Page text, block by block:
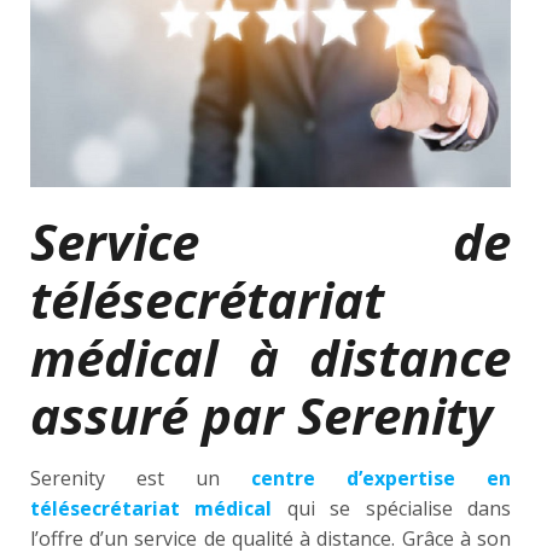
Service de
télésecrétariat
médical à distance
assuré par Serenity
Serenity est un centre d’expertise en
télésecrétariat médical qui se spécialise dans
l’offre d’un service de qualité à distance. Grâce à son